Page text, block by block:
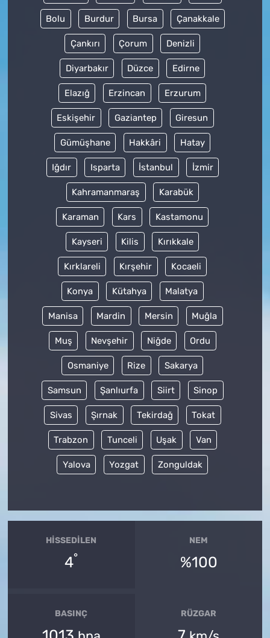
Bolu Burdur Bursa Çanakkale
Çankırı Çorum Denizli
Diyarbakır Düzce Edirne
Elazığ Erzincan Erzurum
Eskişehir Gaziantep Giresun
Gümüşhane Hakkâri Hatay
Iğdır Isparta İstanbul İzmir
Kahramanmaraş Karabük
Karaman Kars Kastamonu
Kayseri Kilis Kırıkkale
Kırklareli Kırşehir Kocaeli
Konya Kütahya Malatya
Manisa Mardin Mersin Muğla
Muş Nevşehir Niğde Ordu
Osmaniye Rize Sakarya
Samsun Şanlıurfa Siirt Sinop
Sivas Şırnak Tekirdağ Tokat
Trabzon Tunceli Uşak Van
Yalova Yozgat Zonguldak
HISSEDILEN
4°
NEM
%100
BASINÇ RÜZGAR